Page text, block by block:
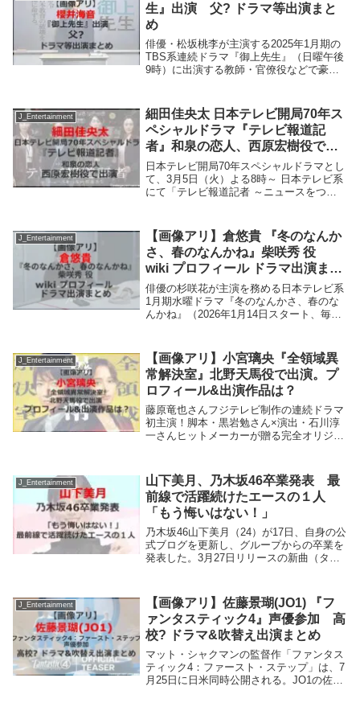
生』出演 父? ドラマ等出演まと
め
俳優・松坂桃李が主演する2025年1月期の
TBS系連続ドラマ『御上先生』（日曜午後
9時）に出演する教師・官僚役などで豪
ついて紹介します。櫻井海音 『御上先
生』出演...
J_Entertainment
細田佳央太 日本テレビ開局70年ス
ペシャルドラマ『テレビ報道記
者』和泉の恋人、西原宏樹役で出
演。
日本テレビ開局70年スペシャルドラマとし
て、3月5日（火）よる8時～ 日本テレビ系
にて「テレビ報道記者 ～ニュースをつな
をもとにテレビ史に残るニュースの裏側を
ドラ...
J_Entertainment
【画像アリ】倉悠貴 『冬のなんか
さ、春のなんかね』柴咲秀 役
wiki プロフィール ドラマ出演まと
め
俳優の杉咲花が主演を務める日本テレビ系
1月期水曜ドラマ『冬のなんかさ、春のな
んかね』（2026年1月14日スタート、毎週
貴さんが演じる。倉悠貴さんのプロフィー
ル...
J_Entertainment
【画像アリ】小宮璃央『全領域異
常解決室』北野天馬役で出演。プ
ロフィール&出演作品は？
藤原竜也さんフジテレビ制作の連続ドラマ
初主演！脚本・黒岩勉さん×演出・石川淳
一さんヒットメーカーが贈る完全オリジナ
マ小宮璃央、北野天馬役で登場。警視庁捜
査一課 ヒル...
J_Entertainment
山下美月、乃木坂46卒業発表 最
前線で活躍続けたエースの１人
「もう悔いはない！」
乃木坂46山下美月（24）が17日、自身の公
式ブログを更新し、グループからの卒業を
発表した。3月27日リリースの新曲（タイ
いはない「決心」のタイトルで記事を投稿
し「...
J_Entertainment
【画像アリ】佐藤景瑚(JO1) 『フ
ァンタスティック4』声優参加 高
校? ドラマ&吹替え出演まとめ
マット・シャクマンの監督作「ファンタス
ティック4：ファースト・ステップ」は、7
月25日に日米同時公開される。JO1の佐藤